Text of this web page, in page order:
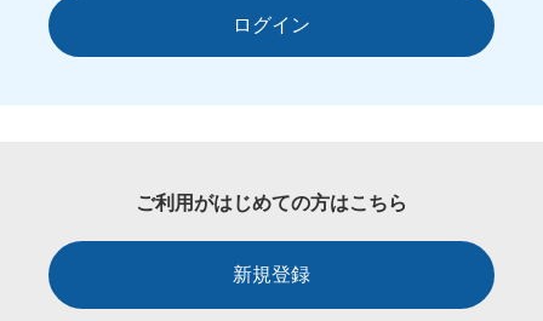
ログイン
ご利用がはじめての方はこちら
新規登録